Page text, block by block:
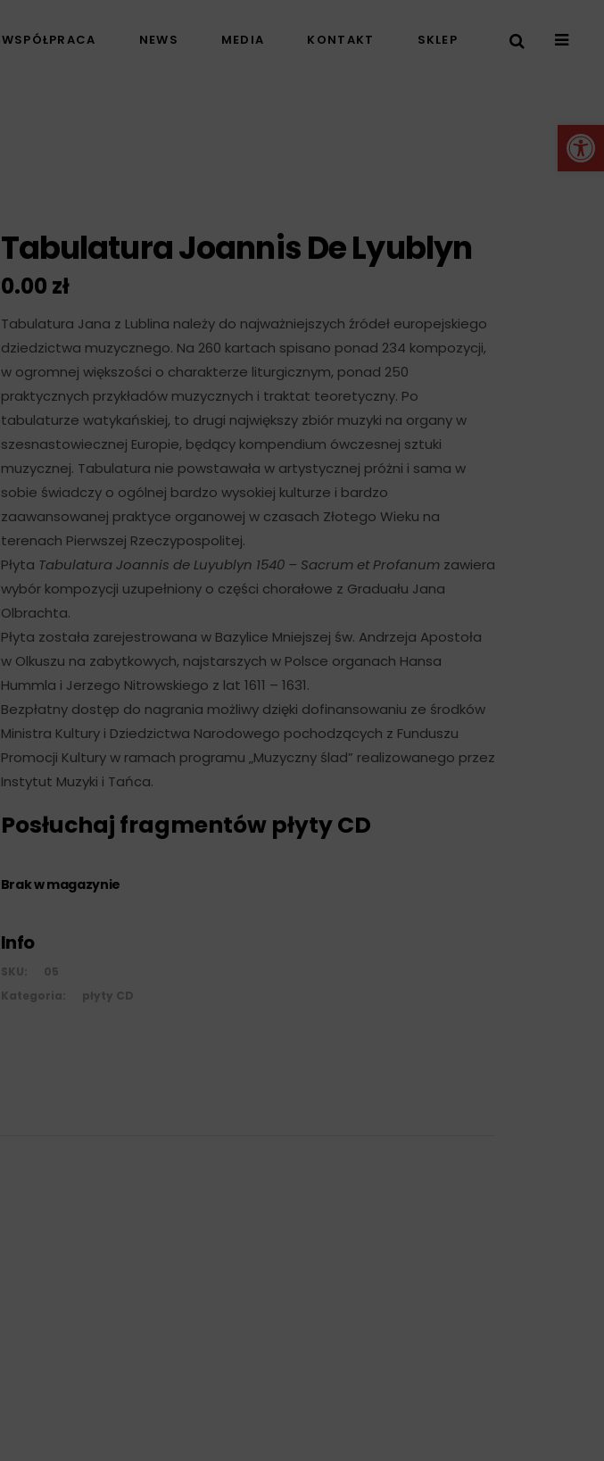
WSPÓŁPRACA NEWS MEDIA KONTAKT SKLEP
Tabulatura Joannis De Lyublyn
0.00 zł
Tabulatura Jana z Lublina należy do najważniejszych źródeł europejskiego
dziedzictwa muzycznego. Na 260 kartach spisano ponad 234 kompozycji,
w ogromnej większości o charakterze liturgicznym, ponad 250
praktycznych przykładów muzycznych i traktat teoretyczny. Po
tabulaturze watykańskiej, to drugi największy zbiór muzyki na organy w
szesnastowiecznej Europie, będący kompendium ówczesnej sztuki
muzycznej. Tabulatura nie powstawała w artystycznej próżni i sama w
sobie świadczy o ogólnej bardzo wysokiej kulturze i bardzo
zaawansowanej praktyce organowej w czasach Złotego Wieku na
terenach Pierwszej Rzeczypospolitej.
Płyta Tabulatura Joannis de Luyublyn 1540 – Sacrum et Profanumzawiera
wybór kompozycji uzupełniony o części chorałowe z Graduału Jana
Olbrachta.
Płyta została zarejestrowana w Bazylice Mniejszej św. Andrzeja Apostoła
w Olkuszu na zabytkowych, najstarszych w Polsce organach Hansa
Hummla i Jerzego Nitrowskiego z lat 1611 – 1631.
Bezpłatny dostęp do nagrania możliwy dzięki dofinansowaniu ze środków
Ministra Kultury i Dziedzictwa Narodowego pochodzących z Funduszu
Promocji Kultury w ramach programu „Muzyczny ślad” realizowanego przez
Instytut Muzyki i Tańca.
Posłuchaj fragmentów płyty CD
Brak w magazynie
Info
SKU:
05
Kategoria:
płyty CD